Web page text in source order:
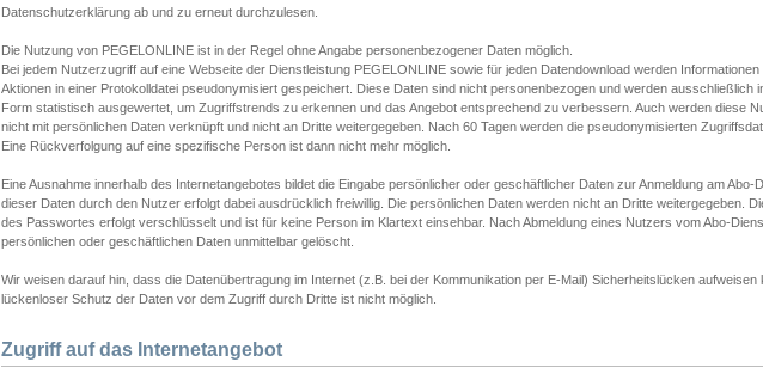
Datenschutzerklärung ab und zu erneut durchzulesen.
Die Nutzung von PEGELONLINE ist in der Regel ohne Angabe personenbezogener Daten möglich.
Bei jedem Nutzerzugriff auf eine Webseite der Dienstleistung PEGELONLINE sowie für jeden Datendownload werden
Aktionen in einer Protokolldatei pseudonymisiert gespeichert. Diese Daten sind nicht personenbezogen und werden ausschließlich
Form statistisch ausgewertet, um Zugriffstrends zu erkennen und das Angebot entsprechend zu verbessern. Auch werden diese
nicht mit persönlichen Daten verknüpft und nicht an Dritte weitergegeben. Nach 60 Tagen werden die pseudonymisierten
Eine Rückverfolgung auf eine spezifische Person ist dann nicht mehr möglich.
Eine Ausnahme innerhalb des Internetangebotes bildet die Eingabe persönlicher oder geschäftlicher Daten zur Anmeldung am Abo-
dieser Daten durch den Nutzer erfolgt dabei ausdrücklich freiwillig. Die persönlichen Daten werden nicht an Dritte weitergegeben.
des Passwortes erfolgt verschlüsselt und ist für keine Person im Klartext einsehbar. Nach Abmeldung eines Nutzers vom Abo-
persönlichen oder geschäftlichen Daten unmittelbar gelöscht.
Wir weisen darauf hin, dass die Datenübertragung im Internet (z.B. bei der Kommunikation per E-Mail) Sicherheitslücken aufweisen
lückenloser Schutz der Daten vor dem Zugriff durch Dritte ist nicht möglich.
Zugriff auf das Internetangebot